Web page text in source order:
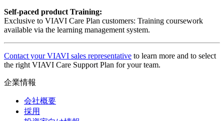
Self-paced product Training:
Exclusive to VIAVI Care Plan customers: Training coursework
available via the learning management system.
Contact your VIAVI sales representative to learn more and to select
the right VIAVI Care Support Plan for your team.
企業情報
会社概要
採用